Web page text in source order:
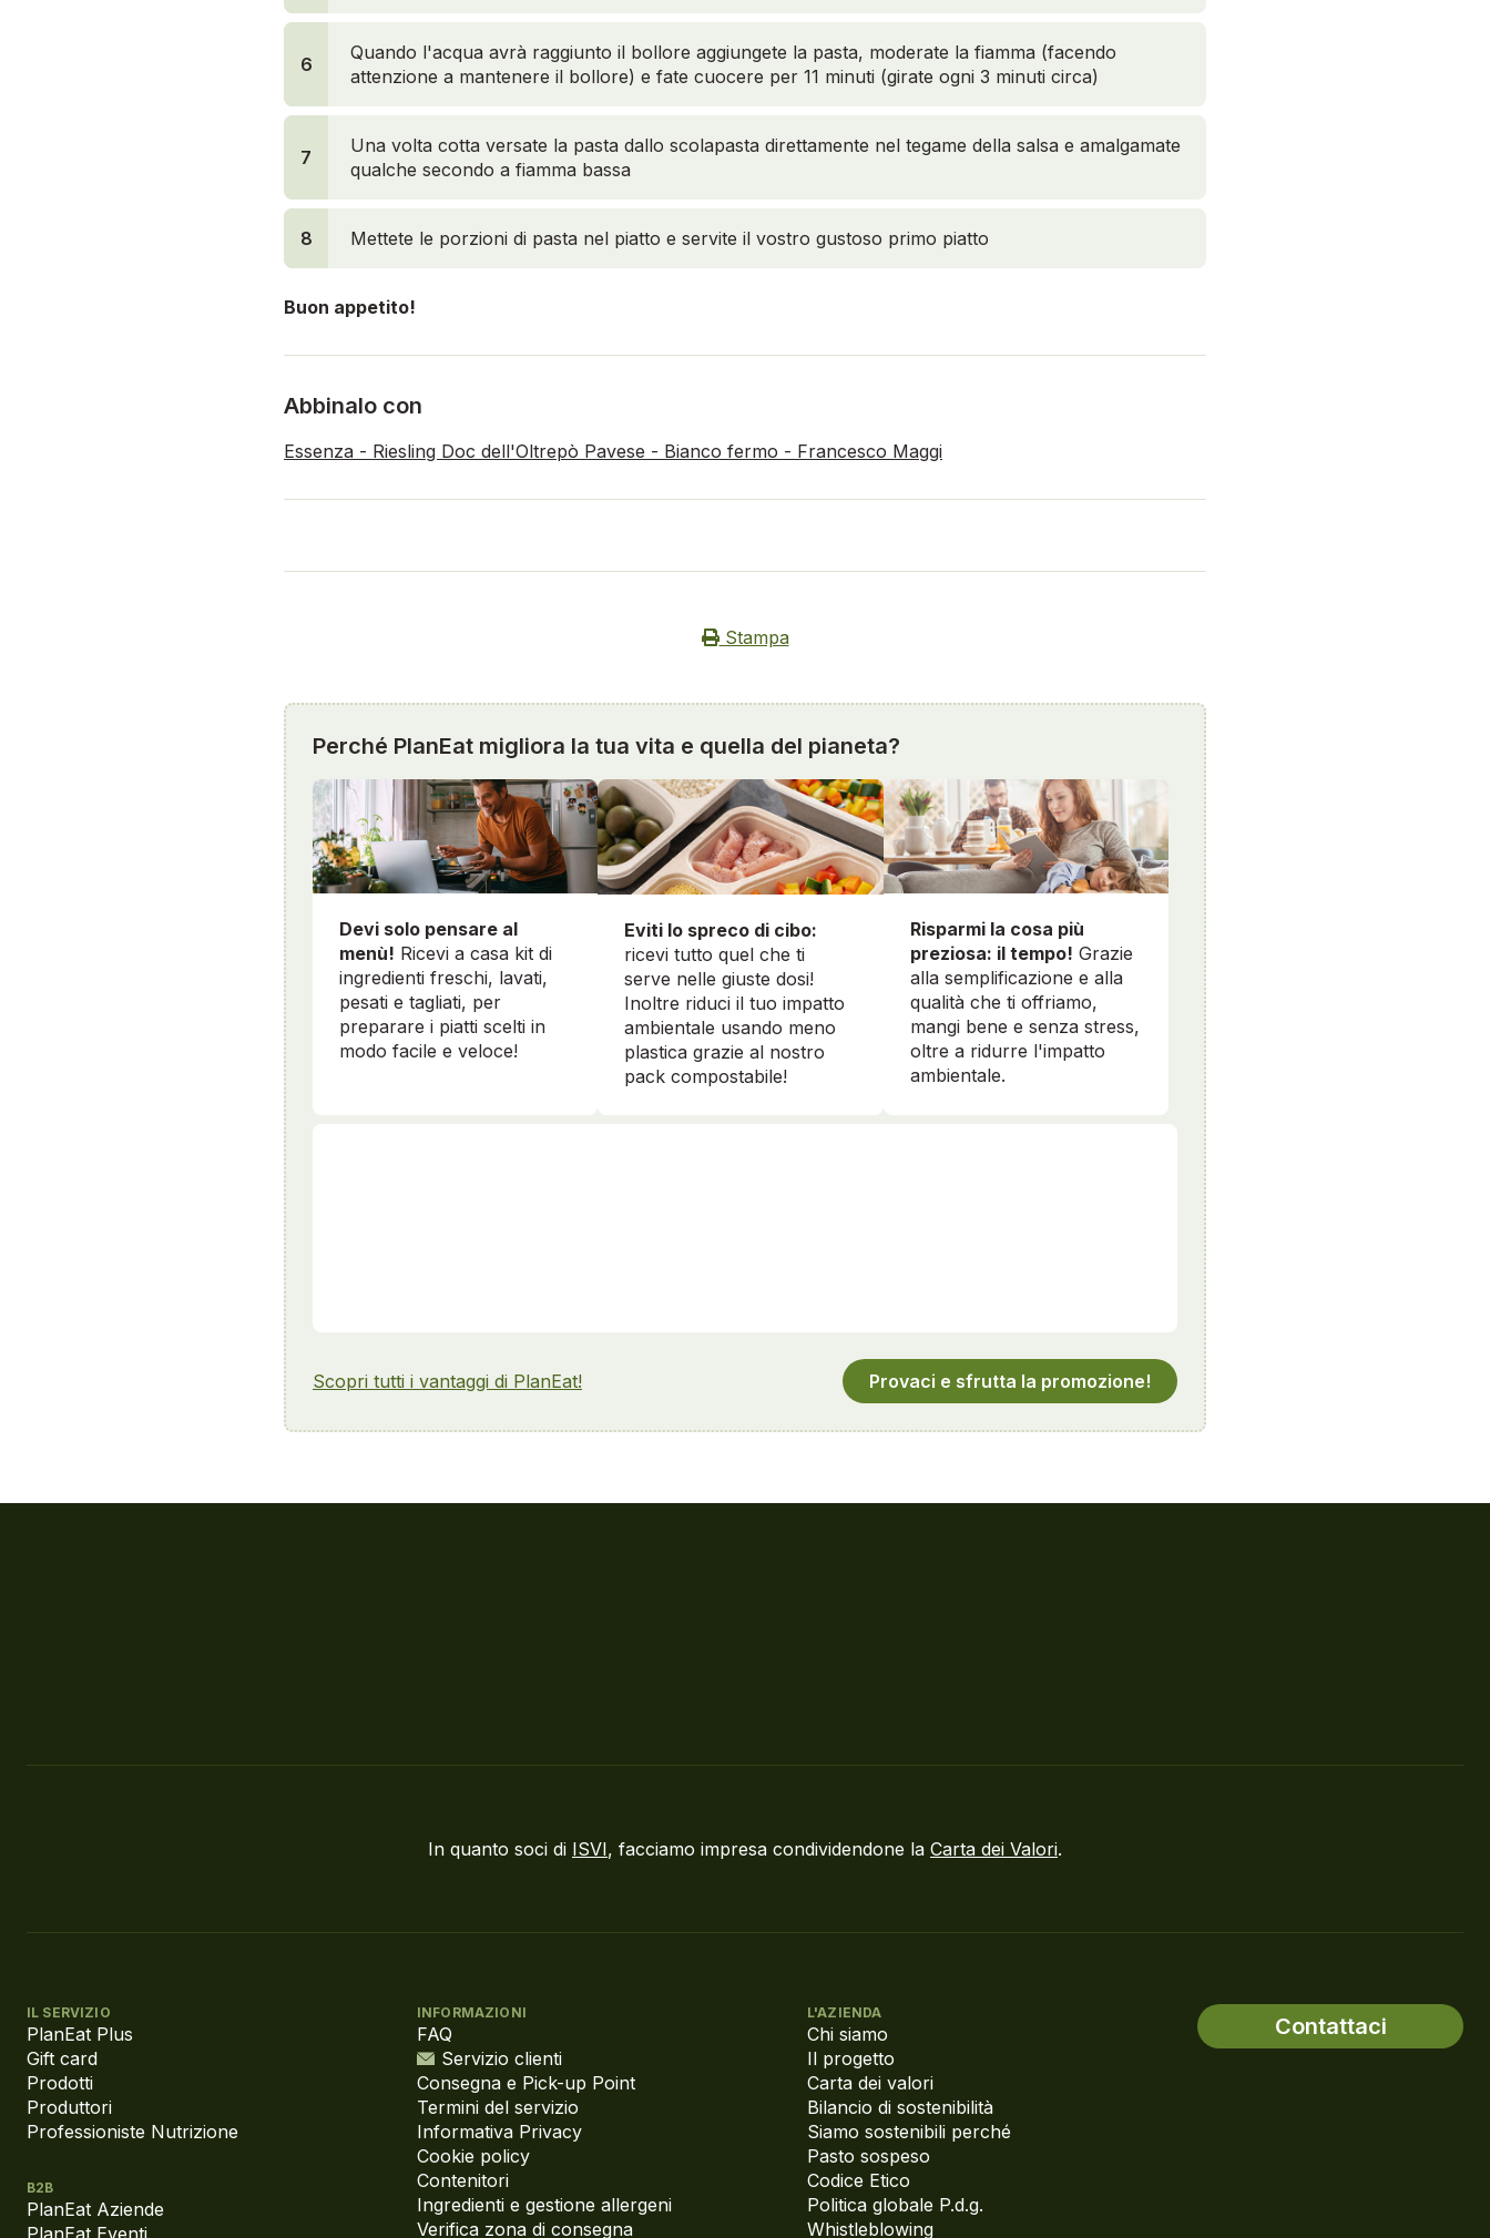
5
Quando l'acqua avrà raggiunto il bollore aggiungete la pasta, moderate la fiamma (facendo
attenzione a mantenere il bollore) e fate cuocere per 11 minuti (girate ogni 3 minuti circa)
6
7
Una volta cotta versate la pasta dallo scolapasta direttamente nel tegame della salsa e amalgamate
qualche secondo a fiamma bassa
7 Mettete le porzioni di pasta nel piatto e servite il vostro gustoso primo piatto
8
Buon appetito!
Abbinalo con
Essenza - Riesling Doc dell'Oltrepò Pavese - Bianco fermo - Francesco Maggi
Stampa
Perché PlanEat migliora la tua vita e quella del pianeta?
Devi solo pensare al
menù! Ricevi a casa kit di
ingredienti freschi, lavati,
pesati e tagliati, per
preparare i piatti scelti in
modo facile e veloce!
Eviti lo spreco di cibo:
ricevi tutto quel che ti
serve nelle giuste dosi!
Inoltre riduci il tuo impatto
ambientale usando meno
plastica grazie al nostro
pack compostabile!
Risparmi la cosa più
preziosa: il tempo! Grazie
alla semplificazione e alla
qualità che ti offriamo,
mangi bene e senza stress,
oltre a ridurre l'impatto
ambientale.
Scopri tutti i vantaggi di PlanEat! Provaci e sfrutta la promozione!
In quanto soci di ISVI, facciamo impresa condividendone la Carta dei Valori.
IL SERVIZIO
PlanEat Plus
Gift card
Prodotti
Produttori
Professioniste Nutrizione
B2B
PlanEat Aziende
PlanEat Eventi
INFORMAZIONI
FAQ
Servizio clienti
Consegna e Pick-up Point
Termini del servizio
Informativa Privacy
Cookie policy
Contenitori
Ingredienti e gestione allergeni
Verifica zona di consegna
L'AZIENDA
Chi siamo
Il progetto
Carta dei valori
Bilancio di sostenibilità
Siamo sostenibili perché
Pasto sospeso
Codice Etico
Politica globale P.d.g.
Whistleblowing
Contattaci